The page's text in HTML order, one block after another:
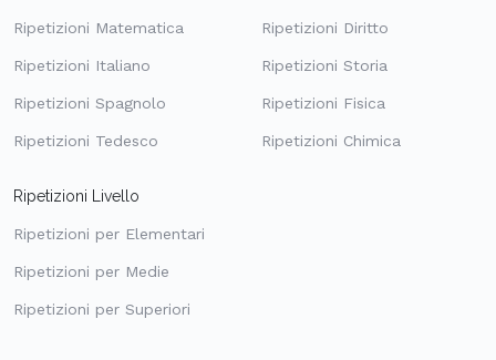
Ripetizioni Matematica
Ripetizioni Italiano
Ripetizioni Spagnolo
Ripetizioni Tedesco
Ripetizioni Diritto
Ripetizioni Storia
Ripetizioni Fisica
Ripetizioni Chimica
Ripetizioni Livello
Ripetizioni per Elementari
Ripetizioni per Medie
Ripetizioni per Superiori